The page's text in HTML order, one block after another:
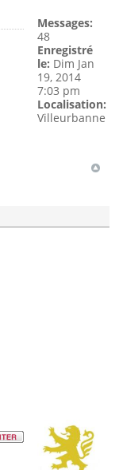
Messages:
48
Enregistré
le: Dim Jan
19, 2014
7:03 pm
Localisation:
Villeurbanne